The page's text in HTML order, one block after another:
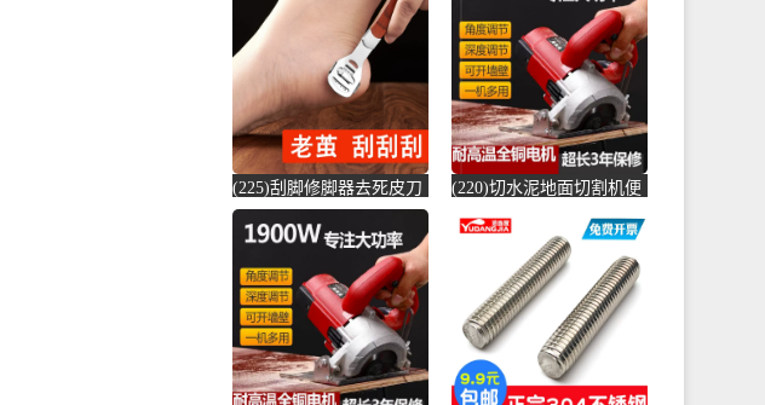
(simtone旗舰店仅售122.65
元)
(225)刮脚修脚器去死皮刀
老茧磨脚神器脚皮工具脚
底脚后跟刨-钢筋切割工具
(齐开雅致专卖店仅售13.8
元)
(220)切水泥地面切割机便
便携式电-水泥切割机
(simtone旗舰店仅售123.75